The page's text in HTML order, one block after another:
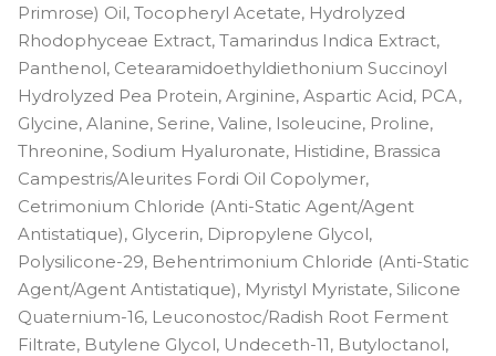
Primrose) Oil, Tocopheryl Acetate, Hydrolyzed
Rhodophyceae Extract, Tamarindus Indica Extract,
Panthenol, Cetearamidoethyldiethonium Succinoyl
Hydrolyzed Pea Protein, Arginine, Aspartic Acid, PCA,
Glycine, Alanine, Serine, Valine, Isoleucine, Proline,
Threonine, Sodium Hyaluronate, Histidine, Brassica
Campestris/Aleurites Fordi Oil Copolymer,
Cetrimonium Chloride (Anti-Static Agent/Agent
Antistatique), Glycerin, Dipropylene Glycol,
Polysilicone-29, Behentrimonium Chloride (Anti-Static
Agent/Agent Antistatique), Myristyl Myristate, Silicone
Quaternium-16, Leuconostoc/Radish Root Ferment
Filtrate, Butylene Glycol, Undeceth-11, Butyloctanol,